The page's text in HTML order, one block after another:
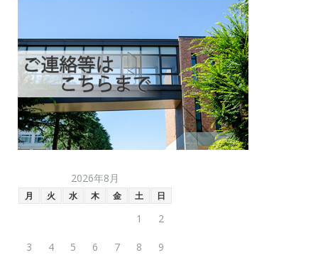
2026年8月
月 火 水 木 金 土 日
1 2
3 4 5 6 7 8 9